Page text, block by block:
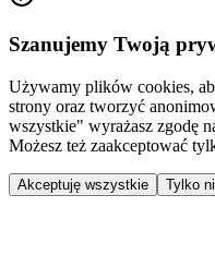
Szanujemy Twoją
Używamy plików cookies,
strony oraz tworzyć
wszystkie" wyrażasz zgodę
Możesz też zaakceptować
Akceptuję wszystkie Tylko